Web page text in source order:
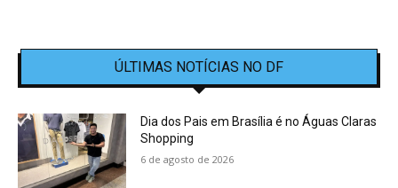
ÚLTIMAS NOTÍCIAS NO DF
Dia dos Pais em Brasília é no Águas Claras
Shopping
6 de agosto de 2026